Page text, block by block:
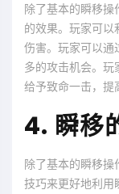
除了基本的瞬移操
的效果。玩家可以
伤害。玩家可以通
多的攻击机会。玩
给予致命一击，提
4. 瞬移
除了基本的瞬移操
技巧来更好地利用